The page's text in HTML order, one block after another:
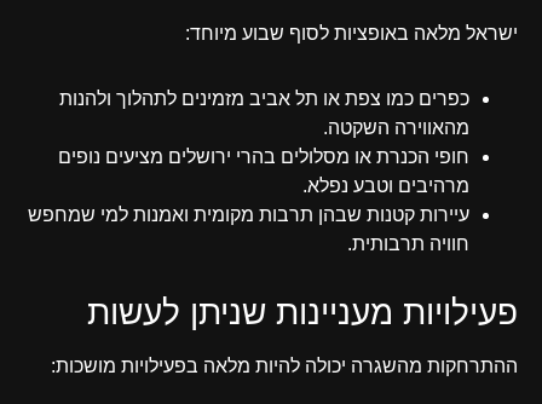
ישראל מלאה באופציות לסוף שבוע מיוחד:
כפרים כמו צפת או תל אביב מזמינים לתהלוך ולהנות
מהאווירה השקטה.
חופי הכנרת או מסלולים בהרי ירושלים מציעים נופים
מרהיבים וטבע נפלא.
עיירות קטנות שבהן תרבות מקומית ואמנות למי שמחפש
חוויה תרבותית.
פעילויות מעניינות שניתן לעשות
ההתרחקות מהשגרה יכולה להיות מלאה בפעילויות מושכות: